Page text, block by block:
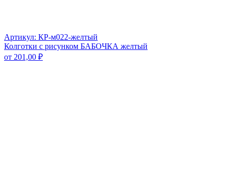
Артикул: КР-м022-желтый
Колготки с рисунком БАБОЧКА желтый
от 201,00 ₽